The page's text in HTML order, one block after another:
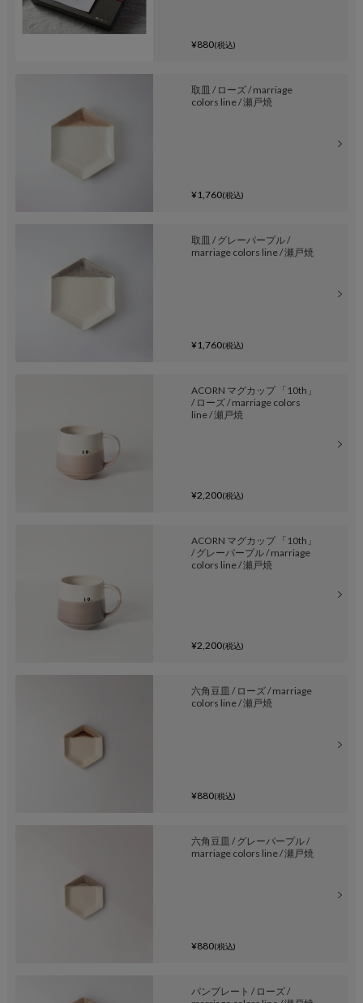
¥880(税込)
取皿 / ローズ / marriage
colors line / 瀬戸焼
¥1,760(税込)
取皿 / グレーパープル /
marriage colors line / 瀬戸焼
¥1,760(税込)
ACORN マグカップ 「10th」
/ ローズ / marriage colors
line / 瀬戸焼
¥2,200(税込)
ACORN マグカップ 「10th」
/ グレーパープル / marriage
colors line / 瀬戸焼
¥2,200(税込)
六角豆皿 / ローズ / marriage
colors line / 瀬戸焼
¥880(税込)
六角豆皿 / グレーパープル /
marriage colors line / 瀬戸焼
¥880(税込)
パンプレート / ローズ /